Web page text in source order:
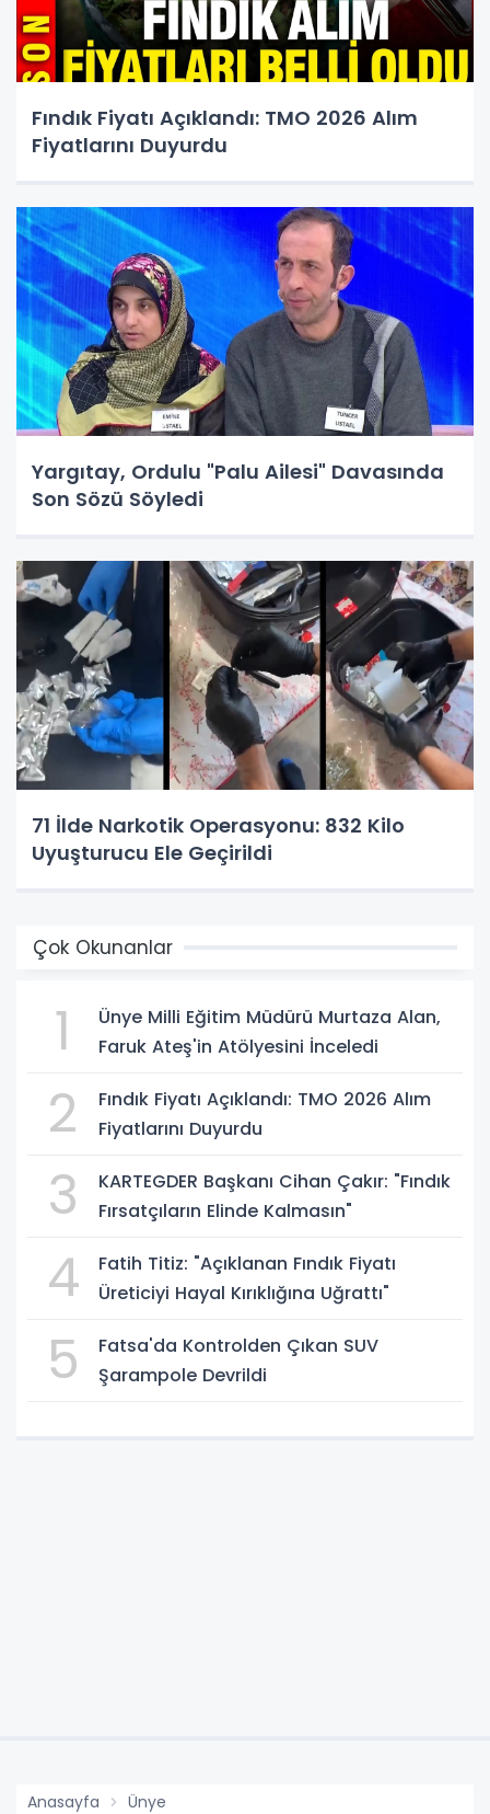
Fındık Fiyatı Açıklandı: TMO 2026 Alım
Fiyatlarını Duyurdu
Yargıtay, Ordulu "Palu Ailesi" Davasında
Son Sözü Söyledi
71 İlde Narkotik Operasyonu: 832 Kilo
Uyuşturucu Ele Geçirildi
Çok Okunanlar
1
Ünye Milli Eğitim Müdürü Murtaza Alan,
Faruk Ateş'in Atölyesini İnceledi
2
Fındık Fiyatı Açıklandı: TMO 2026 Alım
Fiyatlarını Duyurdu
3
KARTEGDER Başkanı Cihan Çakır: "Fındık
Fırsatçıların Elinde Kalmasın"
4
Fatih Titiz: "Açıklanan Fındık Fiyatı
Üreticiyi Hayal Kırıklığına Uğrattı"
5
Fatsa'da Kontrolden Çıkan SUV
Şarampole Devrildi
Anasayfa Ünye